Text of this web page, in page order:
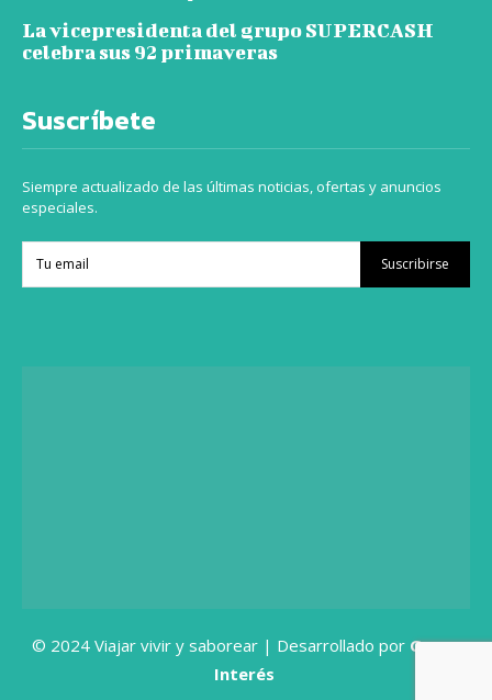
La vicepresidenta del grupo SUPERCASH
celebra sus 92 primaveras
Suscríbete
Siempre actualizado de las últimas noticias, ofertas y anuncios
especiales.
Suscribirse
© 2024 Viajar vivir y saborear | Desarrollado por Grupo
Interés